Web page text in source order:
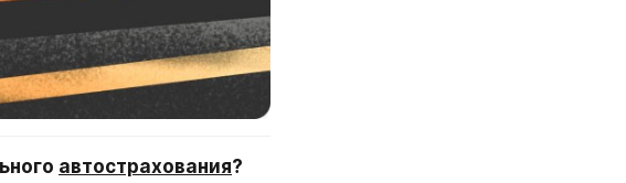
автострахования?